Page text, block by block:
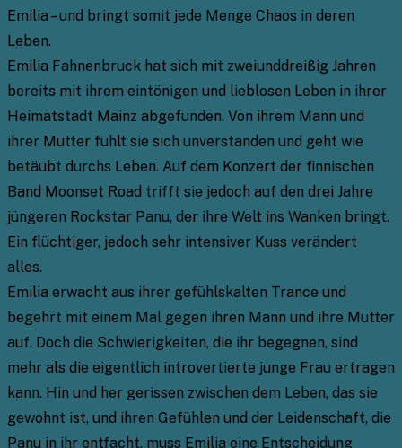
Emilia – und bringt somit jede Menge Chaos in deren
Leben.
Emilia Fahnenbruck hat sich mit zweiunddreißig Jahren
bereits mit ihrem eintönigen und lieblosen Leben in ihrer
Heimatstadt Mainz abgefunden. Von ihrem Mann und
ihrer Mutter fühlt sie sich unverstanden und geht wie
betäubt durchs Leben. Auf dem Konzert der finnischen
Band Moonset Road trifft sie jedoch auf den drei Jahre
jüngeren Rockstar Panu, der ihre Welt ins Wanken bringt.
Ein flüchtiger, jedoch sehr intensiver Kuss verändert
alles.
Emilia erwacht aus ihrer gefühlskalten Trance und
begehrt mit einem Mal gegen ihren Mann und ihre Mutter
auf. Doch die Schwierigkeiten, die ihr begegnen, sind
mehr als die eigentlich introvertierte junge Frau ertragen
kann. Hin und her gerissen zwischen dem Leben, das sie
gewohnt ist, und ihren Gefühlen und der Leidenschaft, die
Panu in ihr entfacht, muss Emilia eine Entscheidung